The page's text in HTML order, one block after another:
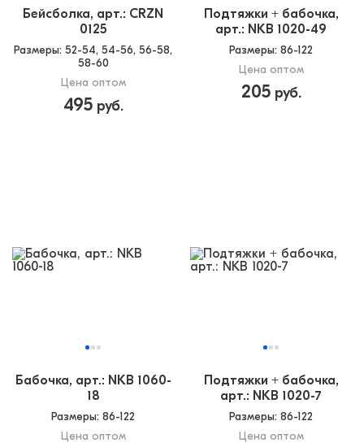
Бейсболка, арт.: CRZN
0125
Размеры: 52-54, 54-56, 56-58,
58-60
Цена оптом
495руб.
Подтяжки + бабочка,
арт.: NKB 1020-49
Размеры: 86-122
Цена оптом
205руб.
Бабочка, арт.: NKB 1060-
18
Размеры: 86-122
Цена оптом
Подтяжки + бабочка,
арт.: NKB 1020-7
Размеры: 86-122
Цена оптом